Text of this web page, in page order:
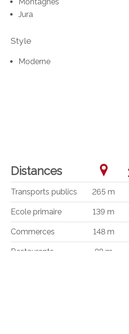
Jura
Style
Moderne
Distances
Transports publics 265 m
Ecole primaire 139 m
Commerces 148 m
Restaurants 88 m